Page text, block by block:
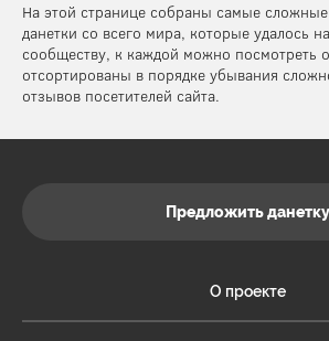
На этой странице собраны самые
данетки со всего мира, которые удалось
сообществу, к каждой можно посмотреть
отсортированы в порядке убывания
отзывов посетителей сайта.
Предложить данетку
О проекте